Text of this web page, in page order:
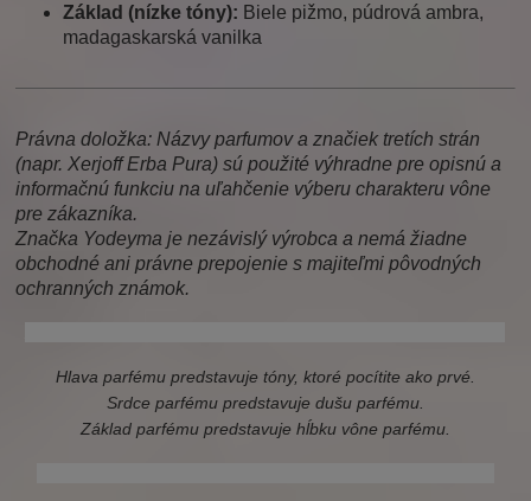
Základ (nízke tóny): Biele pižmo, púdrová ambra,
madagaskarská vanilka
Právna doložka: Názvy parfumov a značiek tretích strán
(napr. Xerjoff Erba Pura) sú použité výhradne pre opisnú a
informačnú funkciu na uľahčenie výberu charakteru vône
pre zákazníka.
Značka Yodeyma je nezávislý výrobca a nemá žiadne
obchodné ani právne prepojenie s majiteľmi pôvodných
ochranných známok.
Hlava parfému predstavuje tóny, ktoré pocítite ako prvé.
Srdce parfému predstavuje dušu parfému.
Základ parfému predstavuje hĺbku vône parfému.